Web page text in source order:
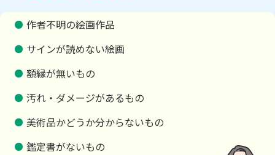
作者不明の絵画作品
サインが読めない絵画
額縁が無いもの
汚れ・ダメージがあるもの
美術品かどうか分からないもの
鑑定書がないもの